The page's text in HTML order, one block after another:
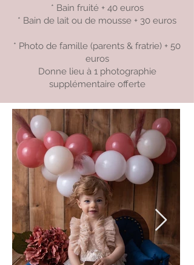
* Bain fruité + 40 euros
* Bain de lait ou de mousse + 30 euros
* Photo de famille (parents & fratrie) + 50
euros
Donne lieu à 1 photographie
supplémentaire offerte